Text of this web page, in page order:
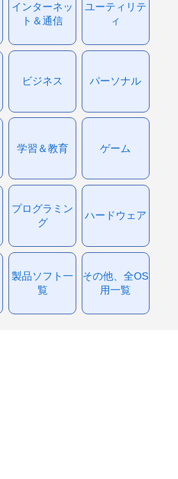
インターネッ
ト＆通信
ユーティリテ
ィ
ビジネス パーソナル
学習＆教育 ゲーム
プログラミン
グ
ハードウェア
製品ソフト一
覧
その他、全OS
用一覧